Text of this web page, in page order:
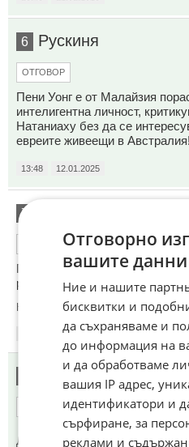
6 Рускиня
ОТГОВОР
Пени Уонг е от Малайзия
интелигентна личност,
Натаниаху без да се
евреите живеещи в Австралия!
13:48 12.01.2025
7
ОТГОВОР
Германия и Япония имат 200
разрешението на САЩ, не
Коментиран от#15
12.01.2025
Нискочелен
ОТГОВОР
До коментар#1от "Злобното
Отговорно
вашите данни
Ние и нашите
бисквитки и
да съхраняваме и
до информация на
и да обработваме
вашия IP адрес,
идентификатори и
сърфиране, за
реклами и